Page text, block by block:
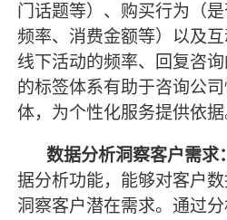
门话题等）、购买行为（
频率、消费金额等）以及
线下活动的频率、回复咨
的标签体系有助于咨询公
体，为个性化服务提供依据
数据分析洞察客户需求：
据分析功能，能够对客户数
洞察客户潜在需求。通过